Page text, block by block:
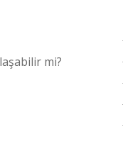
mi?